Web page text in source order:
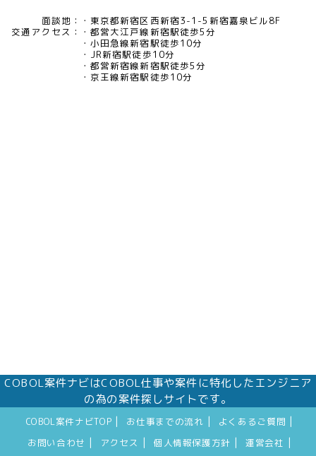
面談地：
東京都新宿区西新宿3-1-5新宿嘉泉ビル8F
交通アクセス：
都営大江戸線新宿駅徒歩5分
小田急線新宿駅徒歩10分
JR新宿駅徒歩10分
都営新宿線新宿駅徒歩5分
京王線新宿駅徒歩10分
COBOL案件ナビはCOBOL仕事や案件に特化したエンジニア
の為の案件探しサイトです。
COBOL案件ナビTOP お仕事までの流れ よくあるご質問
お問い合わせ アクセス 個人情報保護方針 運営会社